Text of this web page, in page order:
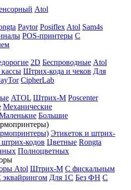
Atol
Paytor Posiflex Atol Sam4s
POS-принтеры С
2D Беспроводные Atol
Штрих-кода и чеков Для
CipherLab
ATOL Штрих-М Poscenter
Механические
Большие
Этикеток и штрих-
штрих-кодов Цветные Rongta
Полноцветных
Atol Штрих-М С фискальным
эквайрингом Для 1С Без ФН С